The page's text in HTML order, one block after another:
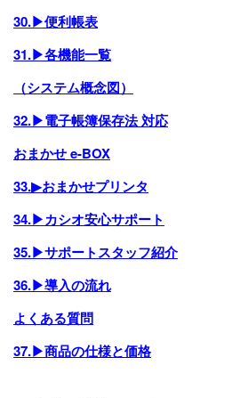
30.▶便利帳表
31.▶各機能一覧
（システム概念図）
32.▶電子帳簿保存法 対応
おまかせ e-BOX
33.▶おまかせプリンタ
34.▶カシオ安心サポート
35.▶サポートスタッフ紹介
36.▶導入の流れ
よくある質問
37.▶商品の仕様と価格